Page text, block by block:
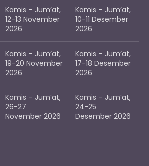
Kamis – Jum’at,
12-13 November
2026
Kamis – Jum’at,
10-11 Desember
2026
Kamis – Jum’at,
19-20 November
2026
Kamis – Jum’at,
17-18 Desember
2026
Kamis – Jum’at,
26-27
November 2026
Kamis – Jum’at,
24-25
Desember 2026